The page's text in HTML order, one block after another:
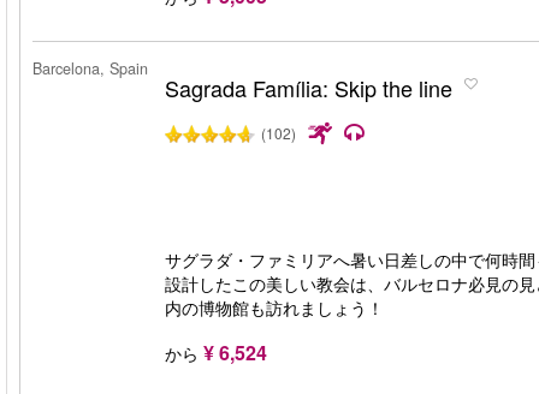
Barcelona, Spain
Sagrada Família: Skip the line
(102)
サグラダ・ファミリアへ暑い日差しの中で何時
設計したこの美しい教会は、バルセロナ必見の
内の博物館も訪れましょう！
から ¥ 6,524